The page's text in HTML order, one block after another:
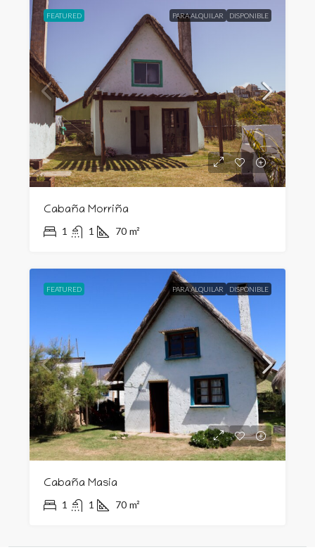
FEATURED PARA ALQUILAR DISPONIBLE
Cabaña Morriña
1 1 70 m²
FEATURED PARA ALQUILAR DISPONIBLE
Cabaña Masia
1 1 70 m²